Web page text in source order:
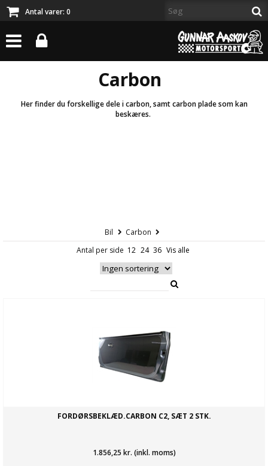
Antal varer: 0
Carbon
Her finder du forskellige dele i carbon, samt carbon plade som kan
beskæres.
Bil
Carbon
Antal per side
FORDØRSBEKLÆD.CARBON C2, SÆT 2 STK.
1.856,25 kr. (inkl. moms)